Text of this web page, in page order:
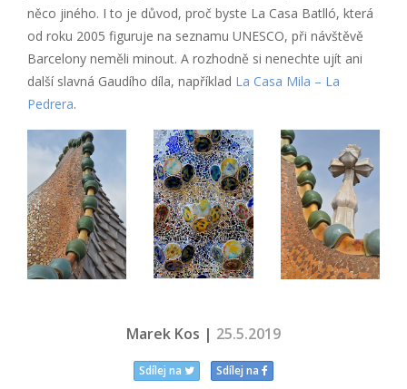
něco jiného. I to je důvod, proč byste La Casa Batlló, která
od roku 2005 figuruje na seznamu UNESCO, při návštěvě
Barcelony neměli minout. A rozhodně si nenechte ujít ani
další slavná Gaudího díla, například La Casa Mila – La
Pedrera.
Marek Kos | 25.5.2019
Sdílej na Sdílej na